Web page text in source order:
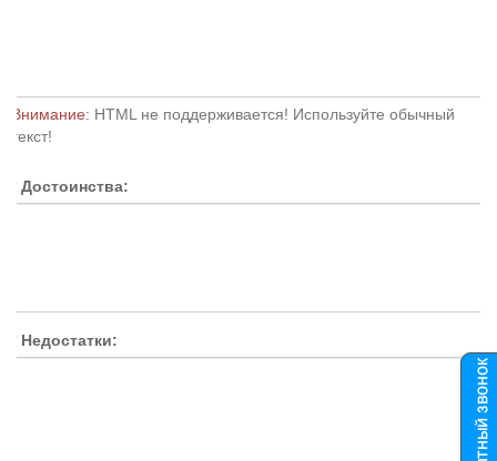
Внимание: HTML не поддерживается! Используйте обычный
текст!
Достоинства:
Недостатки: